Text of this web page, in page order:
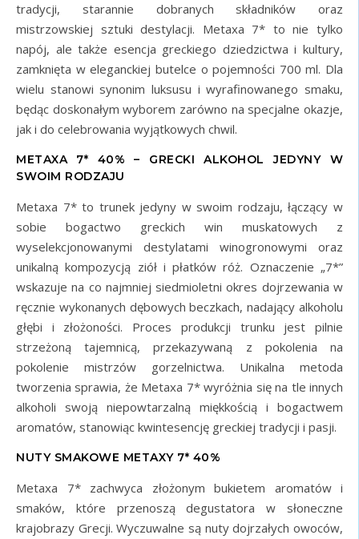
tradycji, starannie dobranych składników oraz
mistrzowskiej sztuki destylacji. Metaxa 7* to nie tylko
napój, ale także esencja greckiego dziedzictwa i kultury,
zamknięta w eleganckiej butelce o pojemności 700 ml. Dla
wielu stanowi synonim luksusu i wyrafinowanego smaku,
będąc doskonałym wyborem zarówno na specjalne okazje,
jak i do celebrowania wyjątkowych chwil.
METAXA 7* 40% – GRECKI ALKOHOL JEDYNY W
SWOIM RODZAJU
Metaxa 7* to trunek jedyny w swoim rodzaju, łączący w
sobie bogactwo greckich win muskatowych z
wyselekcjonowanymi destylatami winogronowymi oraz
unikalną kompozycją ziół i płatków róż. Oznaczenie „7*”
wskazuje na co najmniej siedmioletni okres dojrzewania w
ręcznie wykonanych dębowych beczkach, nadający alkoholu
głębi i złożoności. Proces produkcji trunku jest pilnie
strzeżoną tajemnicą, przekazywaną z pokolenia na
pokolenie mistrzów gorzelnictwa. Unikalna metoda
tworzenia sprawia, że Metaxa 7* wyróżnia się na tle innych
alkoholi swoją niepowtarzalną miękkością i bogactwem
aromatów, stanowiąc kwintesencję greckiej tradycji i pasji.
NUTY SMAKOWE METAXY 7* 40%
Metaxa 7* zachwyca złożonym bukietem aromatów i
smaków, które przenoszą degustatora w słoneczne
krajobrazy Grecji. Wyczuwalne są nuty dojrzałych owoców,